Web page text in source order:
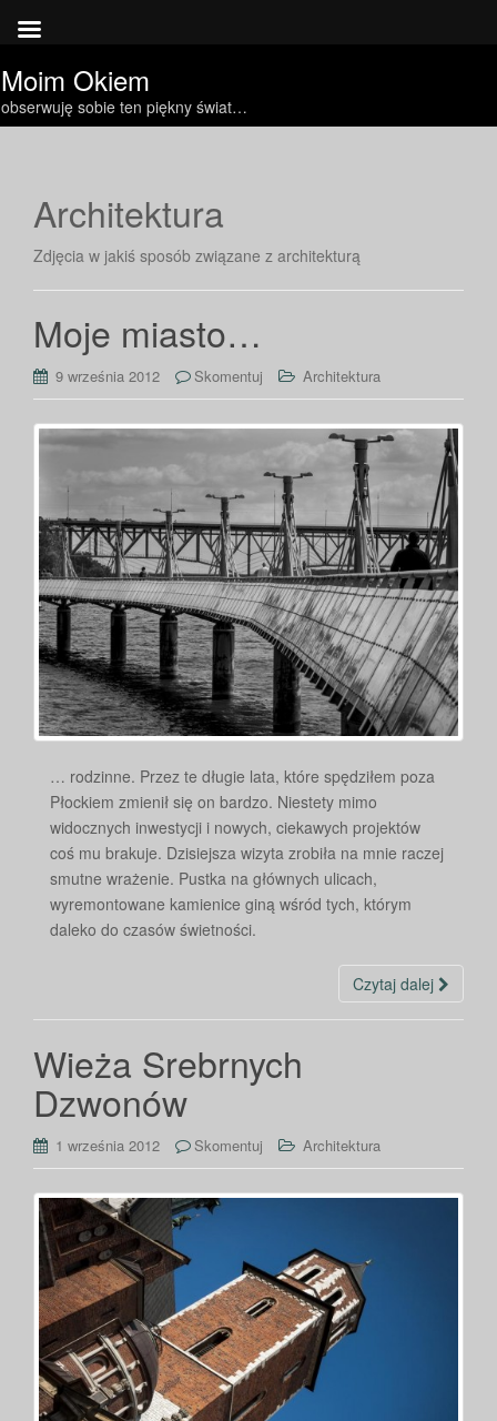
Moim Okiem
obserwuję sobie ten piękny świat…
Architektura
Zdjęcia w jakiś sposób związane z architekturą
Moje miasto…
9 września 2012 Skomentuj Architektura
… rodzinne. Przez te długie lata, które spędziłem poza
Płockiem zmienił się on bardzo. Niestety mimo
widocznych inwestycji i nowych, ciekawych projektów
coś mu brakuje. Dzisiejsza wizyta zrobiła na mnie raczej
smutne wrażenie. Pustka na głównych ulicach,
wyremontowane kamienice giną wśród tych, którym
daleko do czasów świetności.
Czytaj dalej
Wieża Srebrnych
Dzwonów
1 września 2012 Skomentuj Architektura